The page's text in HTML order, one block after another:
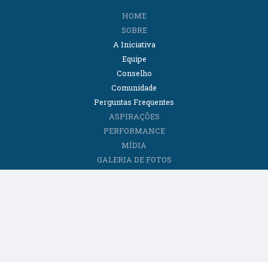
HOME
SOBRE
A Iniciativa
Equipe
Conselho
Comunidade
Perguntas Frequentes
ASPIRAÇÕES
PERFORMANCE
MÍDIA
GALERIA DE FOTOS